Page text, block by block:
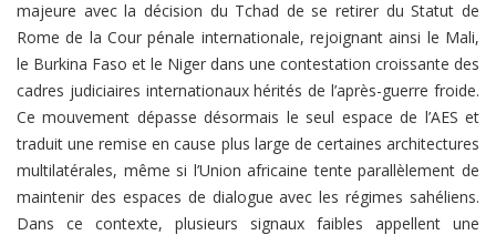
majeure avec la décision du Tchad de se retirer du Statut de
Rome de la Cour pénale internationale, rejoignant ainsi le Mali,
le Burkina Faso et le Niger dans une contestation croissante des
cadres judiciaires internationaux hérités de l’après-guerre froide.
Ce mouvement dépasse désormais le seul espace de l’AES et
traduit une remise en cause plus large de certaines architectures
multilatérales, même si l’Union africaine tente parallèlement de
maintenir des espaces de dialogue avec les régimes sahéliens.
Dans ce contexte, plusieurs signaux faibles appellent une